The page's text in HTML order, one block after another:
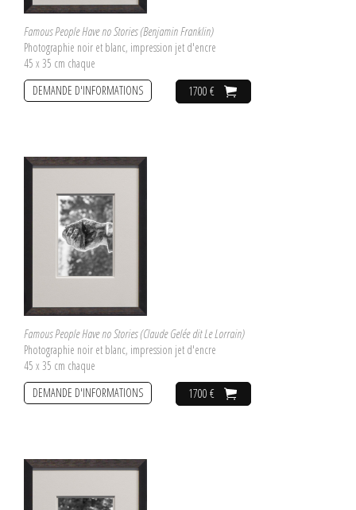
Famous People Have no Stories (Benjamin Franklin)
Photographie noir et blanc, impression jet d'encre
45 x 35 cm chaque
1700 €
DEMANDE D'INFORMATIONS
Famous People Have no Stories (Claude Gelée dit Le Lorrain)
Photographie noir et blanc, impression jet d'encre
45 x 35 cm chaque
1700 €
DEMANDE D'INFORMATIONS